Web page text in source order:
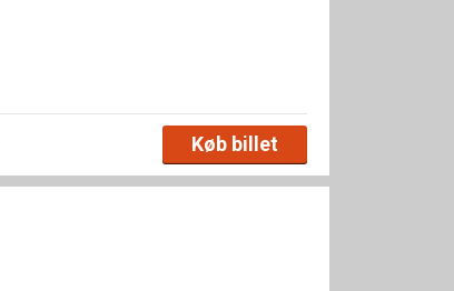
Køb billet